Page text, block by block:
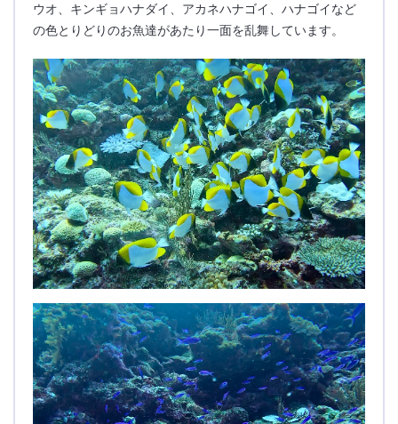
ウオ、キンギョハナダイ、アカネハナゴイ、ハナゴイなど
の色とりどりのお魚達があたり一面を乱舞しています。